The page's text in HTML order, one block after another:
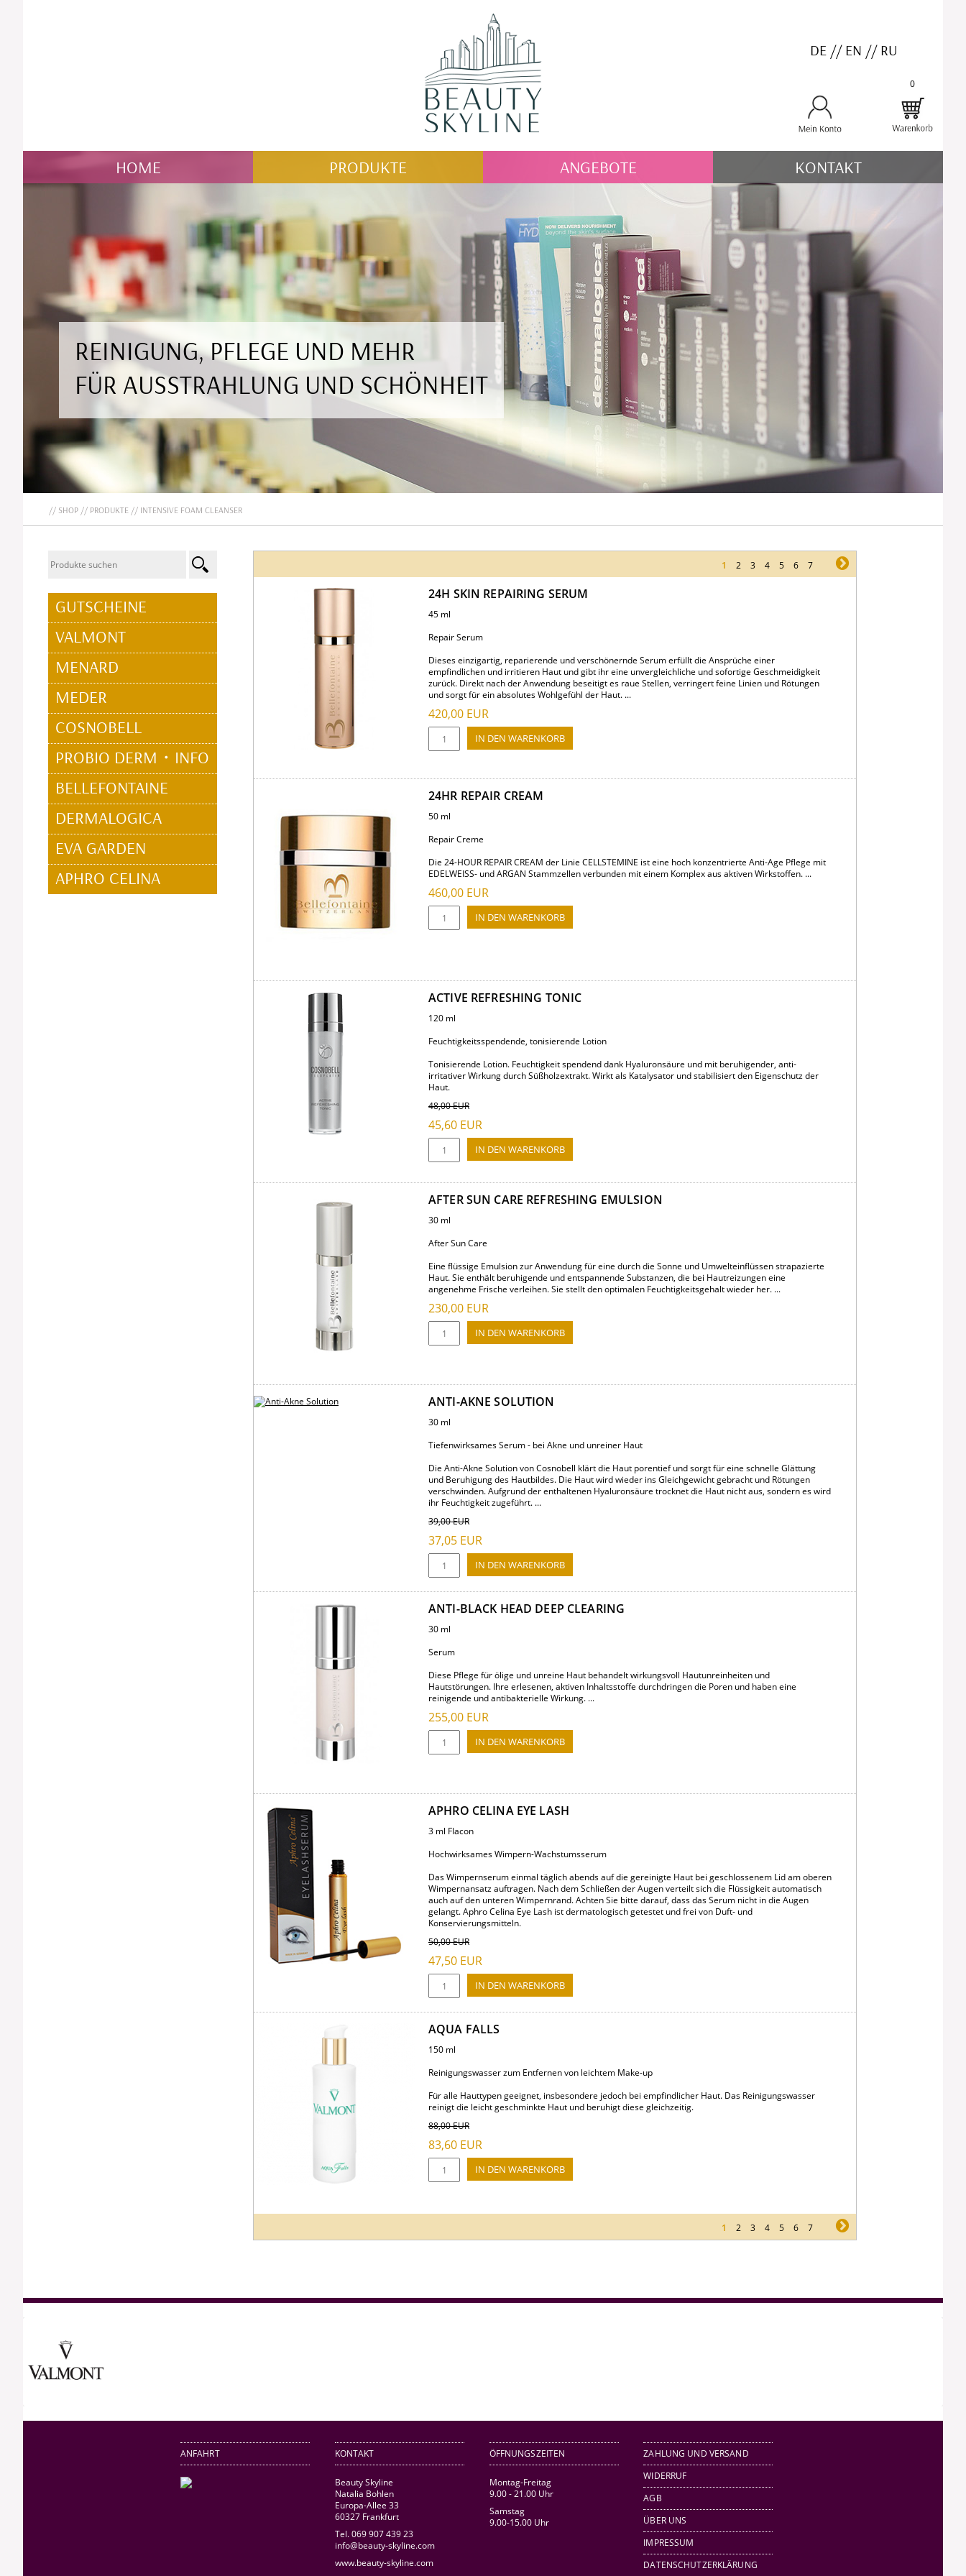
DE // EN // RU
0
HOME PRODUKTE ANGEBOTE KONTAKT
REINIGUNG, PFLEGE UND MEHR
FÜR AUSSTRAHLUNG UND SCHÖNHEIT
SHOP PRODUKTE INTENSIVE FOAM CLEANSER
1 2 3 4 5 6 7
24H SKIN REPAIRING SERUM
45 ml
Repair Serum
Dieses einzigartig, reparierende und verschönernde Serum erfüllt die Ansprüche einer
empfindlichen und irritieren Haut und gibt ihr eine unvergleichliche und sofortige Geschmeidigkeit
zurück. Direkt nach der Anwendung beseitigt es raue Stellen, verringert feine Linien und Rötungen
und sorgt für ein absolutes Wohlgefühl der Haut. ...
420,00 EUR
24HR REPAIR CREAM
50 ml
Repair Creme
Die 24-HOUR REPAIR CREAM der Linie CELLSTEMINE ist eine hoch konzentrierte Anti-Age Pflege mit
EDELWEISS- und ARGAN Stammzellen verbunden mit einem Komplex aus aktiven Wirkstoffen. ...
460,00 EUR
ACTIVE REFRESHING TONIC
120 ml
Feuchtigkeitsspendende, tonisierende Lotion
Tonisierende Lotion. Feuchtigkeit spendend dank Hyaluronsäure und mit beruhigender, anti-
irritativer Wirkung durch Süßholzextrakt. Wirkt als Katalysator und stabilisiert den Eigenschutz der
Haut.
48,00EUR
45,60 EUR
AFTER SUN CARE REFRESHING EMULSION
30 ml
After Sun Care
Eine flüssige Emulsion zur Anwendung für eine durch die Sonne und Umwelteinflüssen strapazierte
Haut. Sie enthält beruhigende und entspannende Substanzen, die bei Hautreizungen eine
angenehme Frische verleihen. Sie stellt den optimalen Feuchtigkeitsgehalt wieder her. ...
230,00 EUR
ANTI-AKNE SOLUTION
30 ml
Tiefenwirksames Serum - bei Akne und unreiner Haut
Die Anti-Akne Solution von Cosnobell klärt die Haut porentief und sorgt für eine schnelle Glättung
und Beruhigung des Hautbildes. Die Haut wird wieder ins Gleichgewicht gebracht und Rötungen
verschwinden. Aufgrund der enthaltenen Hyaluronsäure trocknet die Haut nicht aus, sondern es wird
ihr Feuchtigkeit zugeführt. ...
39,00EUR
37,05 EUR
ANTI-BLACK HEAD DEEP CLEARING
30 ml
Serum
Diese Pflege für ölige und unreine Haut behandelt wirkungsvoll Hautunreinheiten und
Hautstörungen. Ihre erlesenen, aktiven Inhaltsstoffe durchdringen die Poren und haben eine
reinigende und antibakterielle Wirkung. ...
255,00 EUR
APHRO CELINA EYE LASH
3 ml Flacon
Hochwirksames Wimpern-Wachstumsserum
Das Wimpernserum einmal täglich abends auf die gereinigte Haut bei geschlossenem Lid am oberen
Wimpernansatz auftragen. Nach dem Schließen der Augen verteilt sich die Flüssigkeit automatisch
auch auf den unteren Wimpernrand. Achten Sie bitte darauf, dass das Serum nicht in die Augen
gelangt. Aphro Celina Eye Lash ist dermatologisch getestet und frei von Duft- und
Konservierungsmitteln.
50,00EUR
47,50 EUR
AQUA FALLS
150 ml
Reinigungswasser zum Entfernen von leichtem Make-up
Für alle Hauttypen geeignet, insbesondere jedoch bei empfindlicher Haut. Das Reinigungswasser
reinigt die leicht geschminkte Haut und beruhigt diese gleichzeitig.
88,00EUR
83,60 EUR
1 2 3 4 5 6 7
ÜBERSPRINGEN
GUTSCHEINE
VALMONT
MENARD
MEDER
COSNOBELL
PROBIO DERM・INFO
BELLEFONTAINE
DERMALOGICA
EVA GARDEN
APHRO CELINA
ANFAHRT KONTAKT
Beauty Skyline
Natalia Bohlen
Europa-Allee 33
60327 Frankfurt
Tel. 069 907 439 23
info@beauty-skyline.com
www.beauty-skyline.com
ÖFFNUNGSZEITEN
Montag-Freitag
9.00 - 21.00 Uhr
Samstag
9.00-15.00 Uhr
ZAHLUNG UND VERSAND
WIDERRUF
AGB
ÜBER UNS
IMPRESSUM
DATENSCHUTZERKLÄRUNG